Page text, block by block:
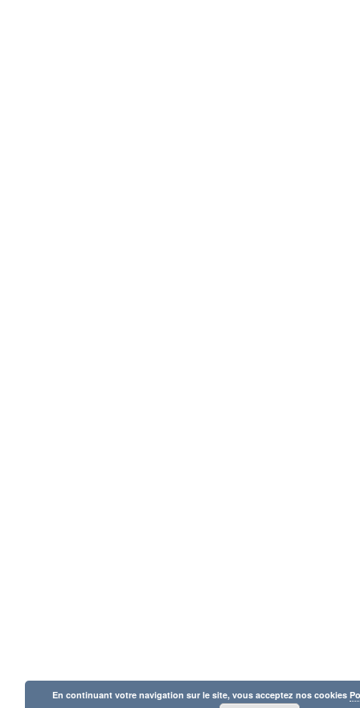
En continuant votre navigation sur le site, vous acceptez nos cookies